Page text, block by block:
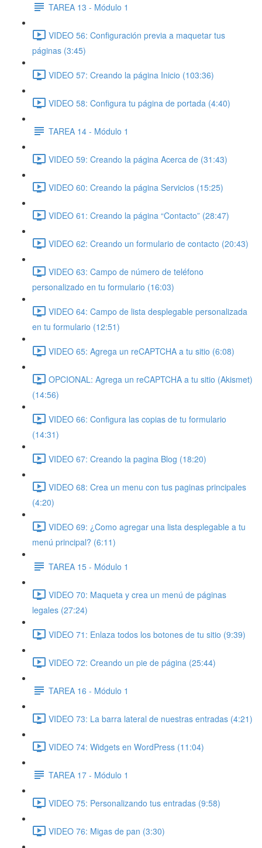
TAREA 13 - Módulo 1
VIDEO 56: Configuración previa a maquetar tus
páginas (3:45)
VIDEO 57: Creando la página Inicio (103:36)
VIDEO 58: Configura tu página de portada (4:40)
TAREA 14 - Módulo 1
VIDEO 59: Creando la página Acerca de (31:43)
VIDEO 60: Creando la página Servicios (15:25)
VIDEO 61: Creando la página “Contacto” (28:47)
VIDEO 62: Creando un formulario de contacto (20:43)
VIDEO 63: Campo de número de teléfono
personalizado en tu formulario (16:03)
VIDEO 64: Campo de lista desplegable personalizada
en tu formulario (12:51)
VIDEO 65: Agrega un reCAPTCHA a tu sitio (6:08)
OPCIONAL: Agrega un reCAPTCHA a tu sitio (Akismet)
(14:56)
VIDEO 66: Configura las copias de tu formulario
(14:31)
VIDEO 67: Creando la pagina Blog (18:20)
VIDEO 68: Crea un menu con tus paginas principales
(4:20)
VIDEO 69: ¿Como agregar una lista desplegable a tu
menú principal? (6:11)
TAREA 15 - Módulo 1
VIDEO 70: Maqueta y crea un menú de páginas
legales (27:24)
VIDEO 71: Enlaza todos los botones de tu sitio (9:39)
VIDEO 72: Creando un pie de página (25:44)
TAREA 16 - Módulo 1
VIDEO 73: La barra lateral de nuestras entradas (4:21)
VIDEO 74: Widgets en WordPress (11:04)
TAREA 17 - Módulo 1
VIDEO 75: Personalizando tus entradas (9:58)
VIDEO 76: Migas de pan (3:30)